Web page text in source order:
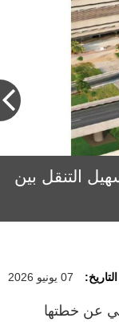
التنقل بين
التاريخ: 07 يونيو 2026
عن خطتها